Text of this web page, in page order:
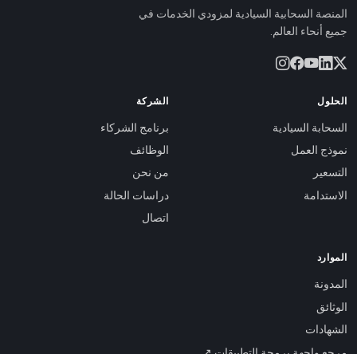
المنصة السحابية السيادية لمزودي الخدمات في
جميع أنحاء العالم.
الحلول
السحابة السيادية
نموذج العمل
التسعير
الاستدامة
الشركة
برنامج الشركاء
الوظائف
من نحن
دراسات الحالة
اتصال
الموارد
المدونة
الوثائق
الشهادات